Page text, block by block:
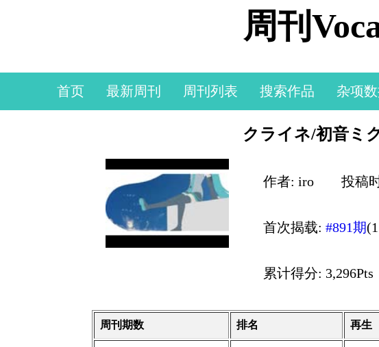
周刊
首页 最新周刊 周刊列表 搜索作品 杂项
クライネ/初音ミ
作者: iro 投稿
首次揭载:#891期
累计得分: 3,296Pts
周刊期数 排名 再生